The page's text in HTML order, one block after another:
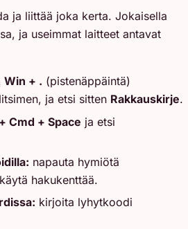
ja liittää joka kerta. Jokaisella
ja useimmat laitteet antavat
Win + . (pistenäppäintä)
ja etsi sitten Rakkauskirje.
Cmd + Space ja etsi
napauta hymiötä
hakukenttää.
kirjoita lyhytkoodi